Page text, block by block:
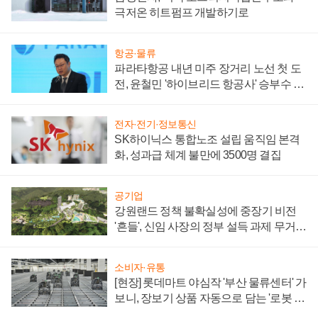
극저온 히트펌프 개발하기로
항공·물류
파라타항공 내년 미주 장거리 노선 첫 도
전, 윤철민 '하이브리드 항공사' 승부수 통
전자·전기·정보통신
SK하이닉스 통합노조 설립 움직임 본격
화, 성과급 체계 불만에 3500명 결집
공기업
강원랜드 정책 불확실성에 중장기 비전
'흔들', 신임 사장의 정부 설득 과제 무거워
소비자·유통
[현장] 롯데마트 야심작 '부산 물류센터' 가
보니, 장보기 상품 자동으로 담는 '로봇 40